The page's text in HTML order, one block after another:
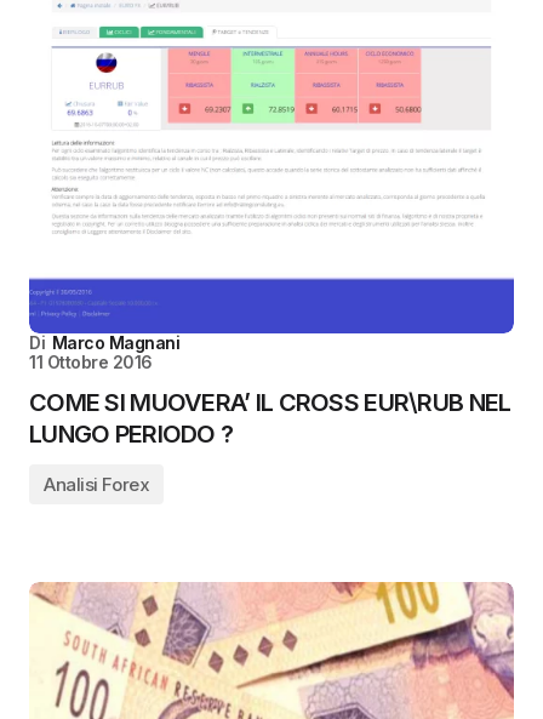
Di Marco Magnani
11 Ottobre 2016
COME SI MUOVERA’ IL CROSS EUR\RUB NEL
LUNGO PERIODO ?
Analisi Forex